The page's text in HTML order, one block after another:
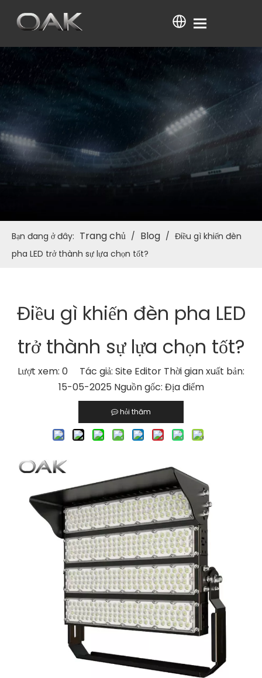
Bạn đang ở đây: Trang chủ / Blog / Điều gì khiến đèn
pha LED trở thành sự lựa chọn tốt?
Điều gì khiến đèn pha LED
trở thành sự lựa chọn tốt?
Lượt xem: 0 Tác giả: Site Editor Thời gian xuất bản:
15-05-2025 Nguồn gốc: Địa điểm
hỏi thăm